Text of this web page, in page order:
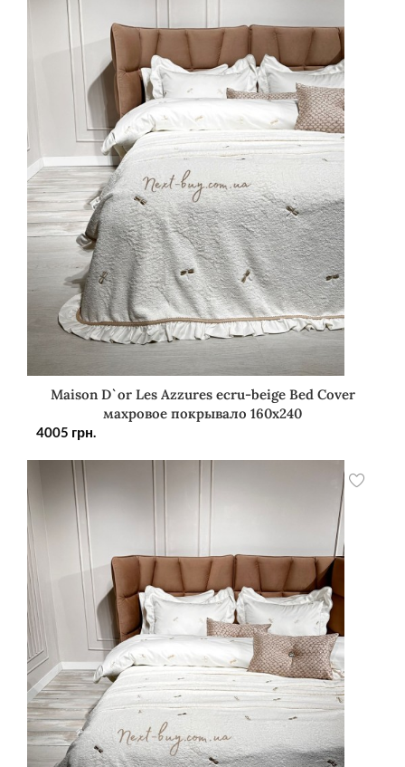
Maison D`or Les Azzures ecru-beige Bed Cover
махровое покрывало 160х240
4005 грн.